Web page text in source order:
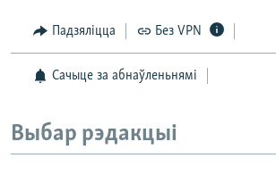
Падзяліцца Без VPN
Сачыце за абнаўленьнямі
Выбар рэдакцыі